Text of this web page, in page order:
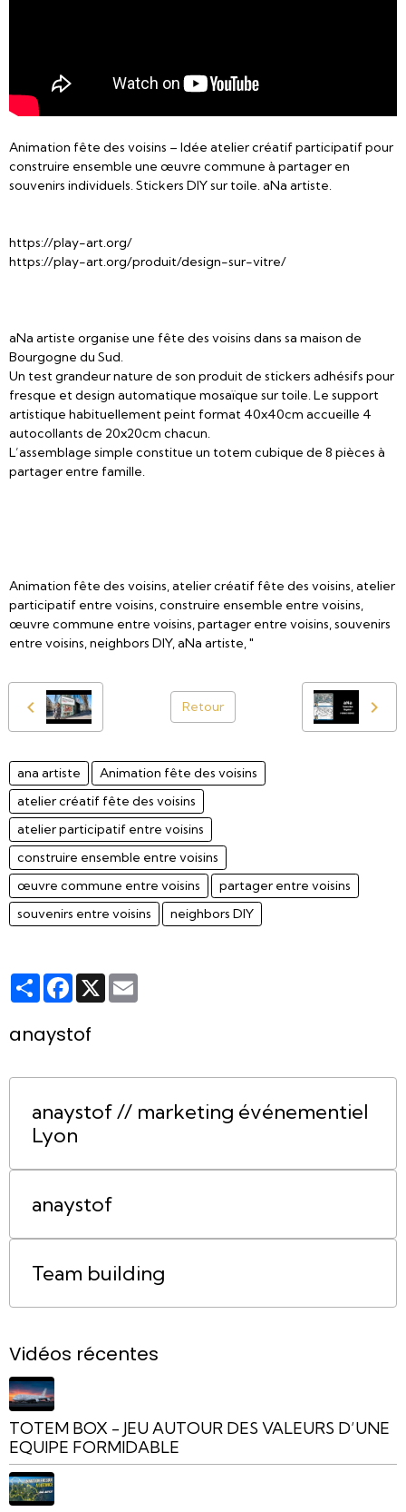
Animation fête des voisins – Idée atelier créatif participatif pour
construire ensemble une œuvre commune à partager en
souvenirs individuels. Stickers DIY sur toile. aNa artiste.
https://play-art.org/
https://play-art.org/produit/design-sur-vitre/
aNa artiste organise une fête des voisins dans sa maison de
Bourgogne du Sud.
Un test grandeur nature de son produit de stickers adhésifs pour
fresque et design automatique mosaïque sur toile. Le support
artistique habituellement peint format 40x40cm accueille 4
autocollants de 20x20cm chacun.
L’assemblage simple constitue un totem cubique de 8 pièces à
partager entre famille.
Animation fête des voisins, atelier créatif fête des voisins, atelier
participatif entre voisins, construire ensemble entre voisins,
œuvre commune entre voisins, partager entre voisins, souvenirs
entre voisins, neighbors DIY, aNa artiste, "
Retour
ana artiste
Animation fête des voisins
atelier créatif fête des voisins
atelier participatif entre voisins
construire ensemble entre voisins
œuvre commune entre voisins
partager entre voisins
souvenirs entre voisins
neighbors DIY
PartagerFacebook
X
anaystof
anaystof // marketing événementiel
Lyon
anaystof
Team building
Vidéos récentes
TOTEM BOX - JEU AUTOUR DES VALEURS D’UNE
EQUIPE FORMIDABLE